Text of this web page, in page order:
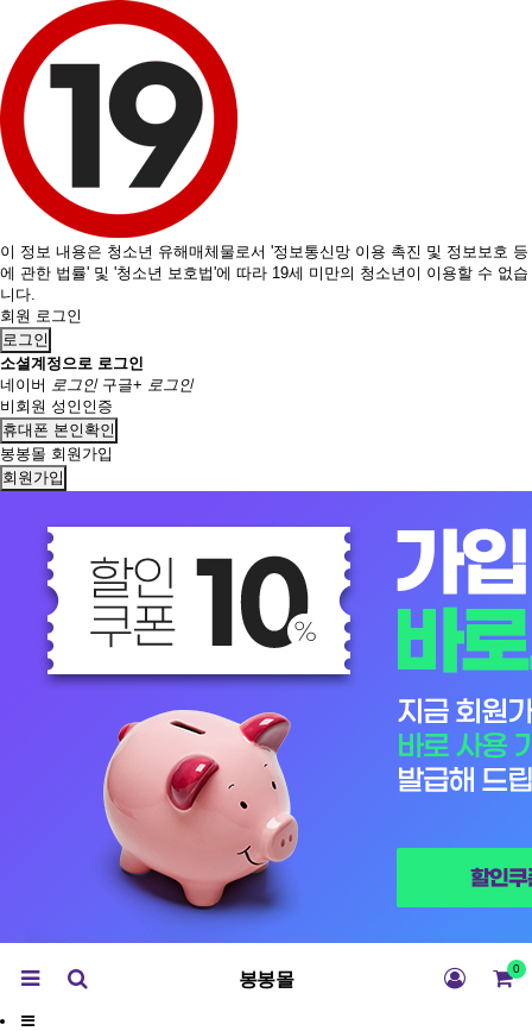
이 정보 내용은 청소년 유해매체물로서 '정보통신망 이용 촉진 및 정보보호 등
에 관한 법률' 및 '청소년 보호법'에 따라 19세 미만의 청소년이 이용할 수 없습
니다.
회원 로그인
로그인
소셜계정으로 로그인
네이버 로그인 구글+ 로그인
비회원 성인인증
휴대폰 본인확인
봉봉몰 회원가입
회원가입
봉봉몰 0